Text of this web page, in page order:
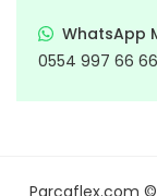
WhatsApp
0554 997 66 66
Parcaflex.com